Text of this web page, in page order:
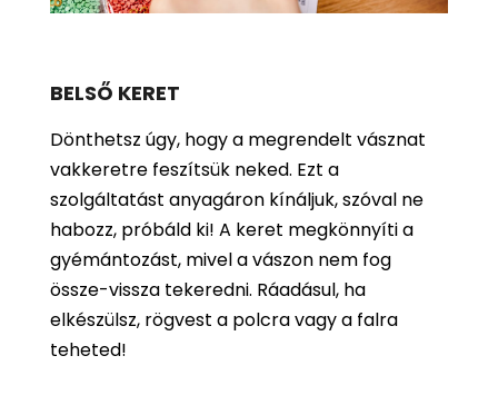
BELSŐ KERET
Dönthetsz úgy, hogy a megrendelt vásznat
vakkeretre feszítsük neked. Ezt a
szolgáltatást anyagáron kínáljuk, szóval ne
habozz, próbáld ki! A keret megkönnyíti a
gyémántozást, mivel a vászon nem fog
össze-vissza tekeredni. Ráadásul, ha
elkészülsz, rögvest a polcra vagy a falra
teheted!